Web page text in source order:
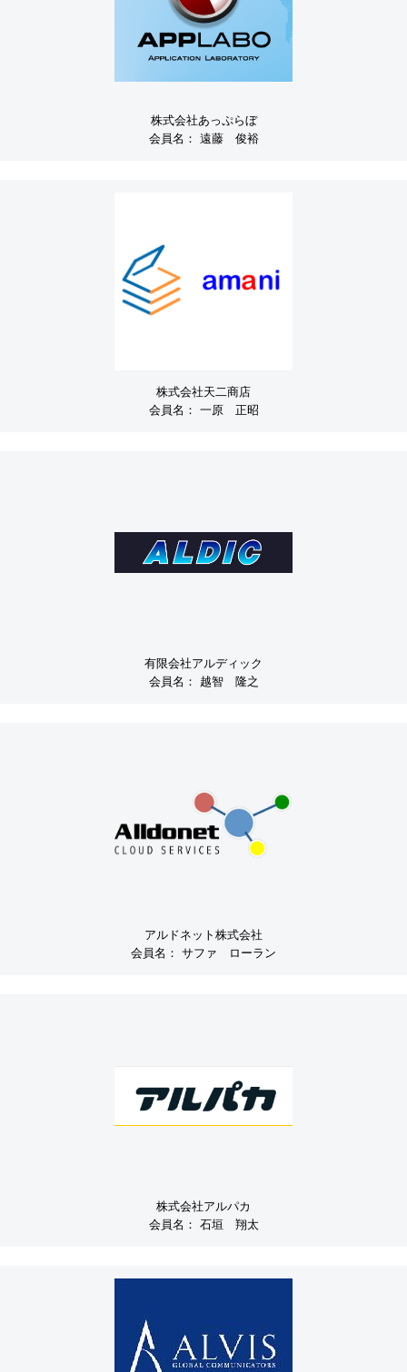
株式会社あっぷらぼ
会員名： 遠藤 俊裕
株式会社天二商店
会員名： 一原 正昭
有限会社アルディック
会員名：
越智 隆之
アルドネット株式会社
会員名： サファ ローラン
株式会社アルパカ
会員名： 石垣 翔太